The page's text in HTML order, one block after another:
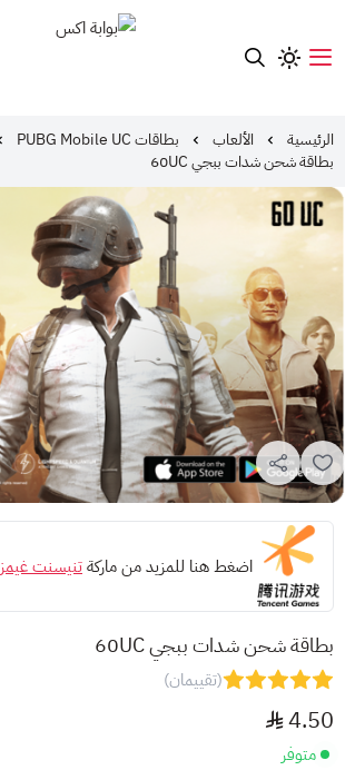
الرئيسية الألعاب
بطاقات PUBG Mobile UC
بطاقة شحن شدات ببجي 60UC
اضغط هنا للمزيد من ماركةتنيسنت غيمز
بطاقة شحن شدات ببجي 60UC
(تقييمان)
4.50
متوفر